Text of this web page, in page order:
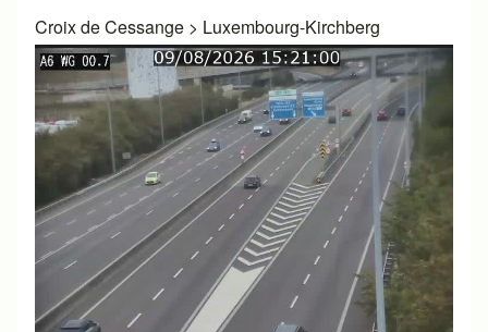
Croix de Cessange > Luxembourg-Kirchberg